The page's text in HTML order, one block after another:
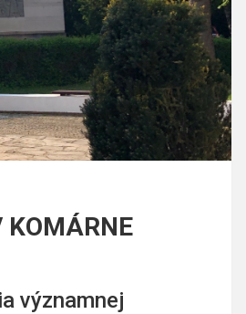
významnej